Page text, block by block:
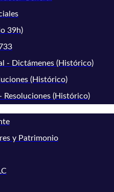
39h)
- Dictámenes (Histórico)
(Histórico)
Resoluciones (Histórico)
y Patrimonio